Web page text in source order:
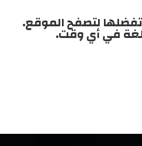
تفضلها لتصفح الموقع.
في أي وقت.